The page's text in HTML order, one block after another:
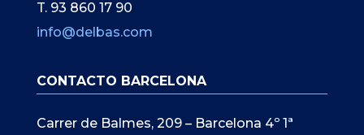
T. 93 860 17 90
info@delbas.com
CONTACTO BARCELONA
Carrer de Balmes, 209 – Barcelona 4º 1ª